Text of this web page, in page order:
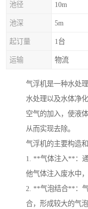
池径 10m
池深 5m
起订量 1台
运输 物流
气浮机是一种水处
水处理以及水体净
空气的加入，使液
从而实现去除。
气浮机的主要构造
1. **气体注入**：
他气体注入废水中
2. **气泡结合**：
合，形成较大的气